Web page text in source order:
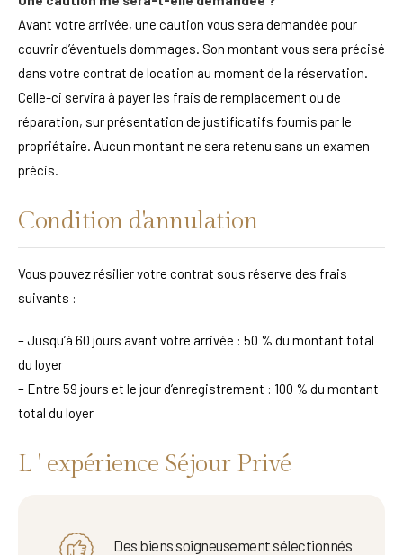
Avant votre arrivée, une caution vous sera demandée pour
couvrir d’éventuels dommages. Son montant vous sera précisé
dans votre contrat de location au moment de la réservation.
Celle-ci servira à payer les frais de remplacement ou de
réparation, sur présentation de justificatifs fournis par le
propriétaire. Aucun montant ne sera retenu sans un examen
précis.
Condition d'annulation
Vous pouvez résilier votre contrat sous réserve des frais
suivants :
– Jusqu’à 60 jours avant votre arrivée : 50 % du montant total
du loyer
– Entre 59 jours et le jour d’enregistrement : 100 % du montant
total du loyer
L ' expérience Séjour Privé
Des biens soigneusement sélectionnés